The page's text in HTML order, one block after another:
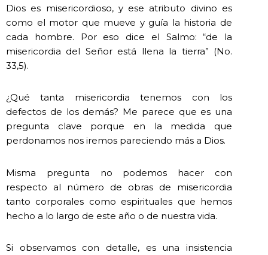
Dios es misericordioso, y ese atributo divino es
como el motor que mueve y guía la historia de
cada hombre. Por eso dice el Salmo: “de la
misericordia del Señor está llena la tierra” (No.
33,5).
¿Qué tanta misericordia tenemos con los
defectos de los demás? Me parece que es una
pregunta clave porque en la medida que
perdonamos nos iremos pareciendo más a Dios.
Misma pregunta no podemos hacer con
respecto al número de obras de misericordia
tanto corporales como espirituales que hemos
hecho a lo largo de este año o de nuestra vida.
Si observamos con detalle, es una insistencia